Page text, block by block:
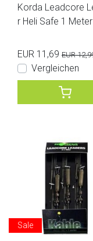
Korda Leadcore
r Heli Safe 1 Meter
EUR 11,69 EUR
Vergleichen
Sale